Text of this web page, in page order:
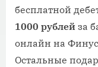
бесплатной
1000 рублей за
онлайн на
Остальные